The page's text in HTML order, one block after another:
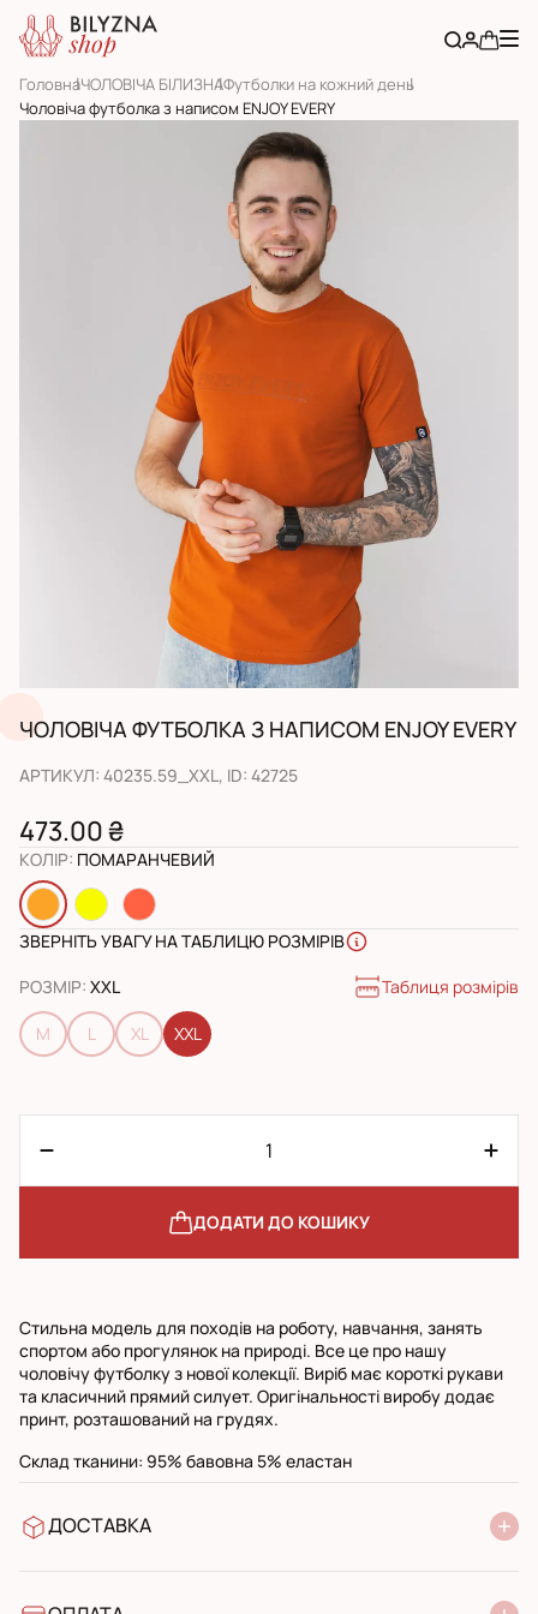
ГоловнаЧОЛОВІЧА БІЛИЗНАФутболки на кожний день
Чоловіча футболка з написом ENJOY EVERY
ЧОЛОВІЧА ФУТБОЛКА З НАПИСОМ ENJOY EVERY
АРТИКУЛ: 40235.59_XXL, ID: 42725
473.00 ₴
КОЛІР: ПОМАРАНЧЕВИЙ
ЗВЕРНІТЬ УВАГУ НА ТАБЛИЦЮ РОЗМІРІВ
РОЗМІР: XXL Таблиця розмірів
M L XL XXL
ДОДАТИ ДО КОШИКУ
Стильна модель для походів на роботу, навчання, занять
спортом або прогулянок на природі. Все це про нашу
чоловічу футболку з нової колекції. Виріб має короткі рукави
та класичний прямий силует. Оригінальності виробу додає
принт, розташований на грудях.
Склад тканини: 95% бавовна 5% еластан
ДОСТАВКА
УкрПошта стандарт